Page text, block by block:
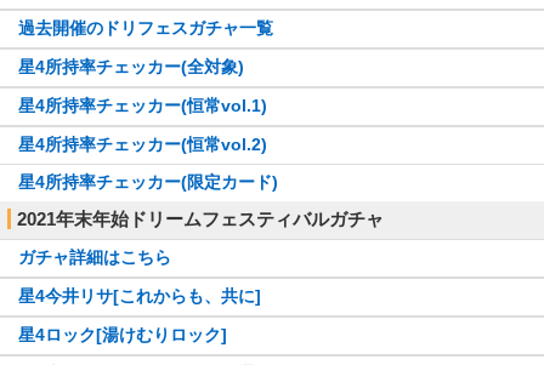
過去開催のドリフェスガチャ一覧
星4所持率チェッカー(全対象)
星4所持率チェッカー(恒常vol.1)
星4所持率チェッカー(恒常vol.2)
星4所持率チェッカー(限定カード)
2021年末年始ドリームフェスティバルガチャ
ガチャ詳細はこちら
星4今井リサ[これからも、共に]
星4ロック[湯けむりロック]